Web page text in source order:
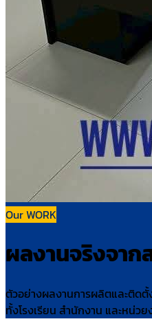
Our WORK
ผลงานจริงจา
ตัวอย่างผลงานการผลิตและติด
ทั้งโรงเรียน สำนักงาน และหน่วย